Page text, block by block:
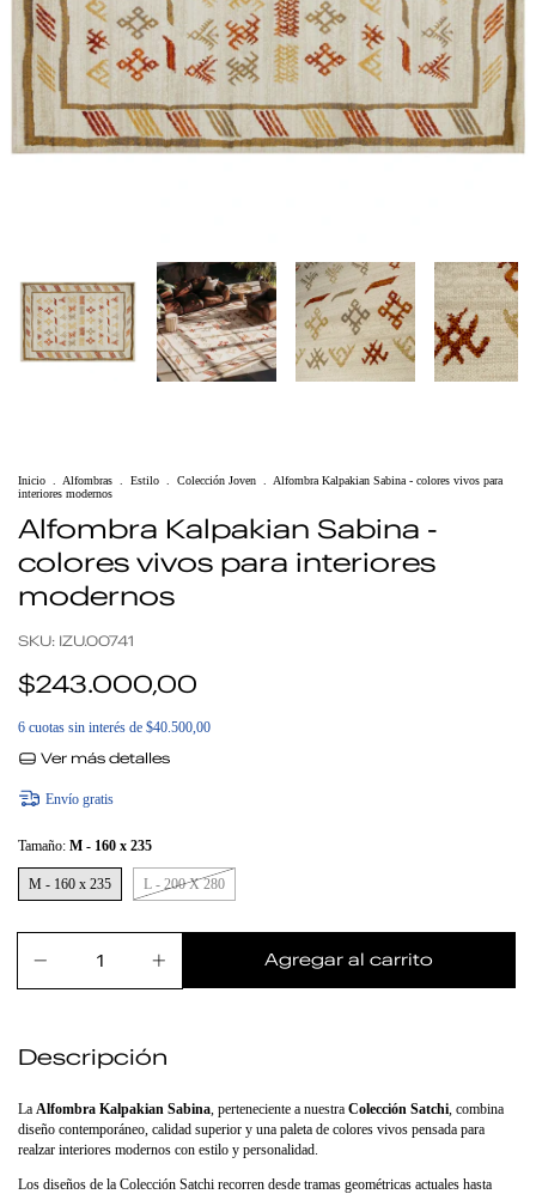
Inicio Alfombras Estilo Colección Joven
Alfombra Kalpakian Sabina - colores vivos para
interiores modernos
Alfombra Kalpakian Sabina -
colores vivos para interiores
modernos
SKU: IZU.00741
$243.000,00
6 cuotas sin interés de $40.500,00
Ver más detalles
Envío gratis
Tamaño: M - 160 x 235
M - 160 x 235 L - 200 X 280
Descripción
La Alfombra Kalpakian Sabina, perteneciente a nuestra Colección Satchi, combina
diseño contemporáneo, calidad superior y una paleta de colores vivos pensada para
realzar interiores modernos con estilo y personalidad.
Los diseños de la Colección Satchi recorren desde tramas geométricas actuales hasta